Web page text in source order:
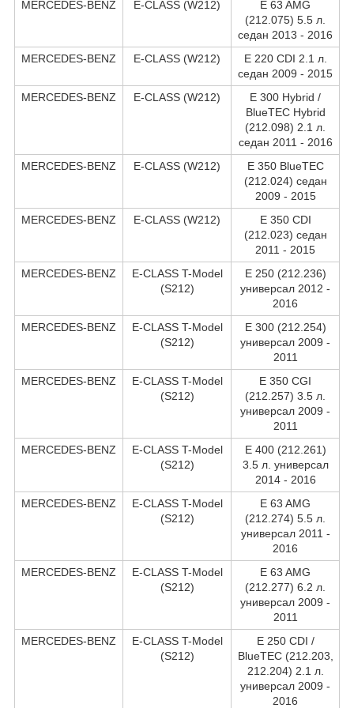
MERCEDES-BENZ E-CLASS (W212)
E 63 AMG
(212.075) 5.5 л.
седан 2013 - 2016
MERCEDES-BENZ
E-CLASS (W212)
E 220 CDI 2.1 л.
седан 2009 - 2015
MERCEDES-BENZ
E-CLASS (W212)
E 300 Hybrid /
BlueTEC Hybrid
(212.098) 2.1 л.
седан 2011 - 2016
MERCEDES-BENZ
E-CLASS (W212)
E 350 BlueTEC
(212.024) седан
2009 - 2015
MERCEDES-BENZ
E-CLASS (W212)
E 350 CDI
(212.023) седан
2011 - 2015
MERCEDES-BENZ
E-CLASS T-Model
(S212)
E 250 (212.236)
универсал 2012 -
2016
MERCEDES-BENZ
E-CLASS T-Model
(S212)
E 300 (212.254)
универсал 2009 -
2011
MERCEDES-BENZ
E-CLASS T-Model
(S212)
E 350 CGI
(212.257) 3.5 л.
универсал 2009 -
2011
MERCEDES-BENZ
E-CLASS T-Model
(S212)
E 400 (212.261)
3.5 л. универсал
2014 - 2016
MERCEDES-BENZ
E-CLASS T-Model
(S212)
E 63 AMG
(212.274) 5.5 л.
универсал 2011 -
2016
MERCEDES-BENZ
E-CLASS T-Model
(S212)
E 63 AMG
(212.277) 6.2 л.
универсал 2009 -
2011
MERCEDES-BENZ
E-CLASS T-Model
(S212)
E 250 CDI /
BlueTEC (212.203,
212.204) 2.1 л.
универсал 2009 -
2016